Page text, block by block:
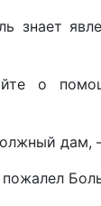
знает
о
дам,